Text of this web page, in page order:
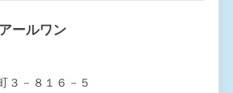
ールワン
３－８１６－５